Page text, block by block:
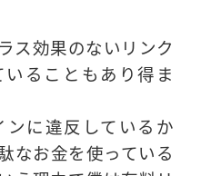
ス効果のないリンク
ることもあり得ま
ンに違反しているか
なお金を使っている